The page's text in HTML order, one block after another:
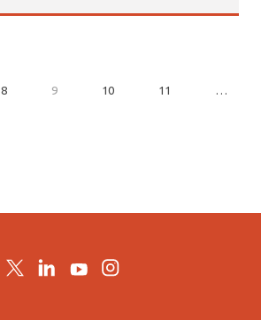
8 9 10 11 …
TwitterLinkedInYouTubeInstagram